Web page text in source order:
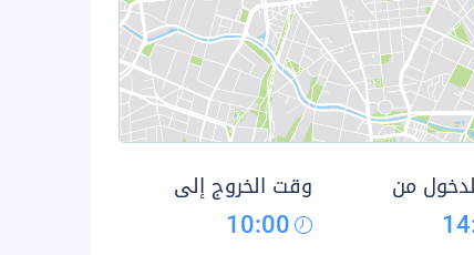
من وقت الخروج إلى
10:00